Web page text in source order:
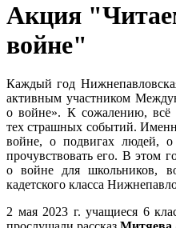
Акция
войне"
Каждый год
активным участником
о войне». К сожалению, всё
тех страшных событий.
войне, о подвигах людей,
прочувствовать его. В этом
о войне для школьников,
кадетского класса
2 мая 2023 г. учащиеся 6